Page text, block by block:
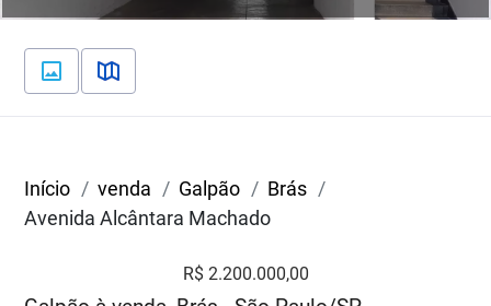
Início venda Galpão
Brás
Avenida Alcântara Machado
R$ 2.200.000,00